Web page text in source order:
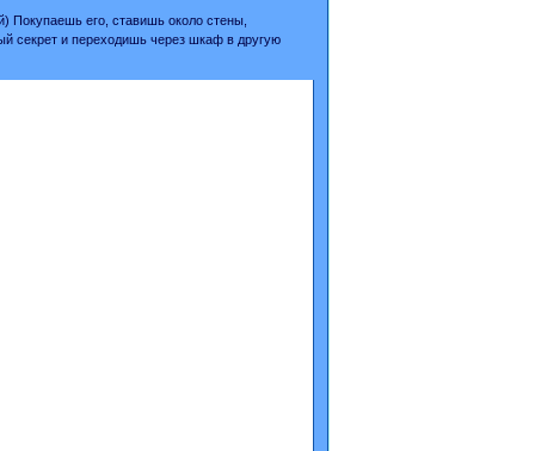
Покупаешь его, ставишь около стены,
секрет и переходишь через шкаф в другую